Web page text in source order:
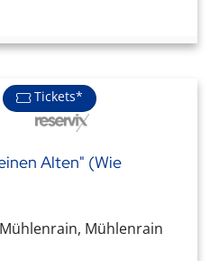
Tickets*
Alten" (Wie
Mühlenrain